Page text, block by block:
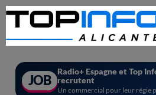
JOB
Radio+ Espagne et Top
recrutent
Un commercial pour leur régie